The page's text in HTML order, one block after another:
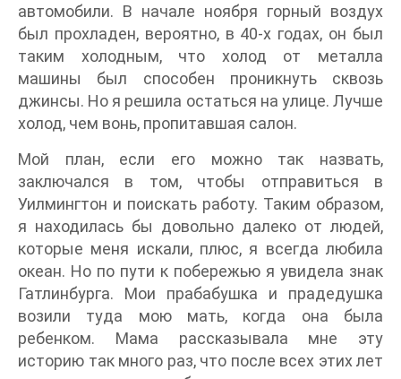
автомобили. В начале ноября горный воздух
был прохладен, вероятно, в 40-х годах, он был
таким холодным, что холод от металла
машины был способен проникнуть сквозь
джинсы. Но я решила остаться на улице. Лучше
холод, чем вонь, пропитавшая салон.
Мой план, если его можно так назвать,
заключался в том, чтобы отправиться в
Уилмингтон и поискать работу. Таким образом,
я находилась бы довольно далеко от людей,
которые меня искали, плюс, я всегда любила
океан. Но по пути к побережью я увидела знак
Гатлинбурга. Мои прабабушка и прадедушка
возили туда мою мать, когда она была
ребенком. Мама рассказывала мне эту
историю так много раз, что после всех этих лет